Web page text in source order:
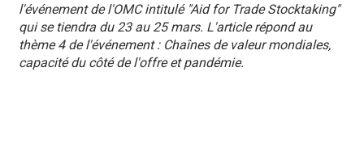
l'événement de l'OMC intitulé "Aid for Trade Stocktaking"
qui se tiendra du 23 au 25 mars. L'article répond au
thème 4 de l'événement : Chaînes de valeur mondiales,
capacité du côté de l'offre et pandémie.